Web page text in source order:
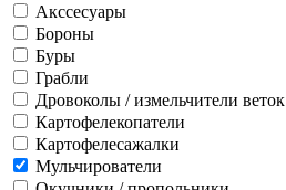
Акссесуары
Бороны
Буры
Грабли
Дровоколы / измельчители веток
Картофелекопатели
Картофелесажалки
Мульчирователи